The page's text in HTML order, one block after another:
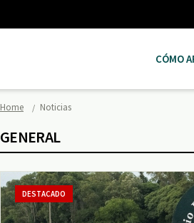
CÓMO
Home Noticias
GENERAL
DESTACADO